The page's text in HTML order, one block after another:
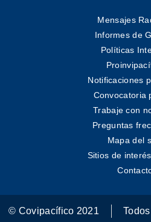
Mensajes
Informes de
Políticas
Notificaciones
Convocatoria
Trabaje con
Preguntas
Mapa del
Sitios de
© Covipacífico 2021